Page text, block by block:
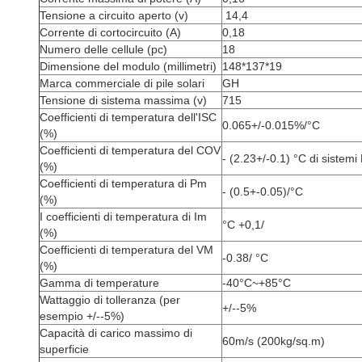
Tensione a circuito aperto (v)
14,4
Corrente di cortocircuito (A)
0,18
Numero delle cellule (pc)
18
Dimensione del modulo (millimetri) 148*137*19
Marca commerciale di pile solari
GH
Tensione di sistema massima (v)
715
Coefficienti di temperatura dell'ISC
(%)
0.065+/-0.015%/°C
Coefficienti di temperatura del COV
(%)
- (2.23+/-0.1) °C di sistemi
Coefficienti di temperatura di Pm
(%)
- (0.5+-0.05)/°C
I coefficienti di temperatura di Im
(%)
°C +0,1/
Coefficienti di temperatura del VM
(%)
-0.38/ °C
Gamma di temperature
-40°C~+85°C
Wattaggio di tolleranza (per
esempio +/--5%)
+/--5%
Capacità di carico massimo di
superficie
60m/s (200kg/sq.m)